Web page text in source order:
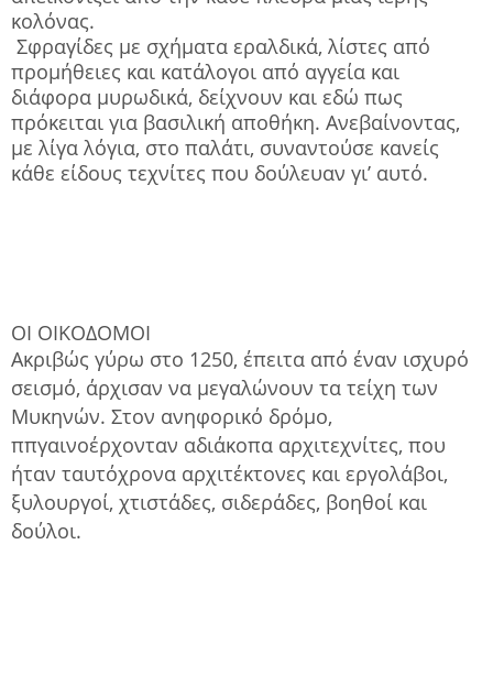
κολόνας.
Σφραγίδες με σχήματα εραλδικά, λίστες από
προμήθειες και κατάλογοι από αγγεία και
διάφορα μυρωδικά, δείχνουν και εδώ πως
πρόκειται για βασιλική αποθήκη. Ανεβαίνοντας,
με λίγα λόγια, στο παλάτι, συναντούσε κανείς
κάθε είδους τεχνίτες που δούλευαν γι’ αυτό.
ΟΙ ΟΙΚΟΔΟΜΟΙ
Ακριβώς γύρω στο 1250, έπειτα από έναν ισχυρό
σεισμό, άρχισαν να μεγαλώνουν τα τείχη των
Μυκηνών. Στον ανηφορικό δρόμο,
ππγαινοέρχονταν αδιάκοπα αρχιτεχνίτες, που
ήταν ταυτόχρονα αρχιτέκτονες και εργολάβοι,
ξυλουργοί, χτιστάδες, σιδεράδες, βοηθοί και
δούλοι.